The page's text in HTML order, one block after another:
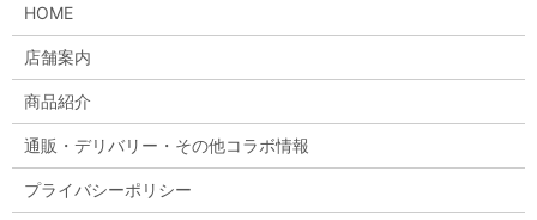
HOME
店舗案内
商品紹介
通販・デリバリー・その他コラボ情報
プライバシーポリシー